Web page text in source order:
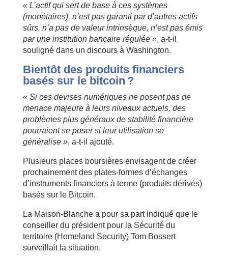
« L’actif qui sert de base à ces systèmes
(monétaires), n’est pas garanti par d’autres actifs
sûrs, n’a pas de valeur intrinsèque, n’est pas émis
par une institution bancaire régulée », a-t-il
souligné dans un discours à Washington.
Bientôt des produits financiers
basés sur le bitcoin ?
« Si ces devises numériques ne posent pas de
menace majeure à leurs niveaux actuels, des
problèmes plus généraux de stabilité financière
pourraient se poser si leur utilisation se
généralise », a-t-il ajouté.
Plusieurs places boursières envisagent de créer
prochainement des plates-formes d’échanges
d’instruments financiers à terme (produits dérivés)
basés sur le Bitcoin.
La Maison-Blanche a pour sa part indiqué que le
conseiller du président pour la Sécurité du
territoire (Homeland Security) Tom Bossert
surveillait la situation.